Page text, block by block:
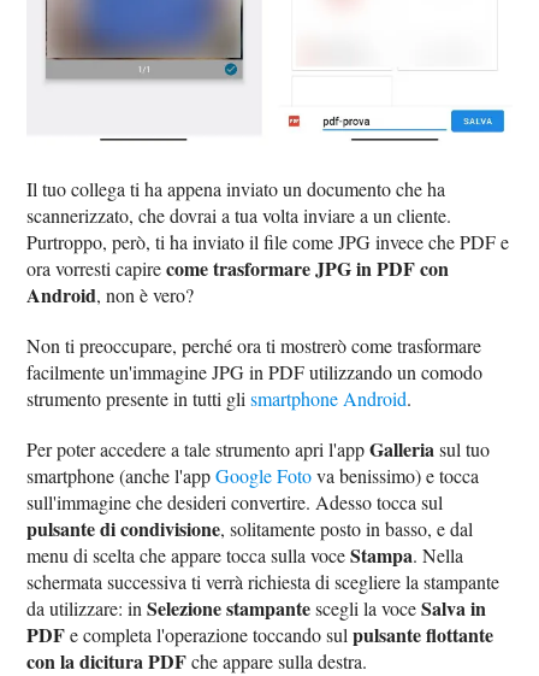
Il tuo collega ti ha appena inviato un documento che ha
scannerizzato, che dovrai a tua volta inviare a un cliente.
Purtroppo, però, ti ha inviato il file come JPG invece che PDF e
ora vorresti capirecome trasformare JPG in PDF con
Android, non è vero?
Non ti preoccupare, perché ora ti mostrerò come trasformare
facilmente un'immagine JPG in PDF utilizzando un comodo
strumento presente in tutti glismartphone Android.
Per poter accedere a tale strumento apri l'appGalleriasul tuo
smartphone (anche l'appGoogle Fotova benissimo) e tocca
sull'immagine che desideri convertire. Adesso tocca sul
pulsante di condivisione, solitamente posto in basso, e dal
menu di scelta che appare tocca sulla voceStampa. Nella
schermata successiva ti verrà richiesta di scegliere la stampante
da utilizzare: inSelezione stampantescegli la voceSalva in
PDFe completa l'operazione toccando sulpulsante flottante
con la dicitura PDFche appare sulla destra.